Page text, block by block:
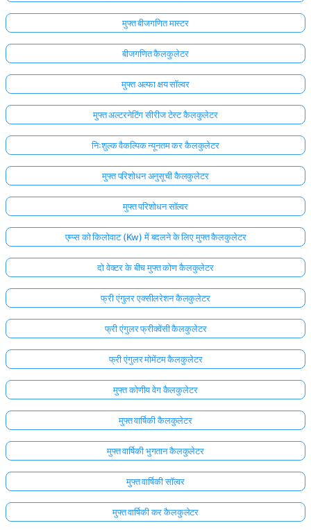
मुफ्त बीजगणित मास्टर
बीजगणित कैलकुलेटर
मुफ्त अल्फा क्षय सॉल्वर
मुफ्त अल्टरनेटिंग सीरीज टेस्ट कैलकुलेटर
निःशुल्क वैकल्पिक न्यूनतम कर कैलकुलेटर
मुफ्त परिशोधन अनुसूची कैलकुलेटर
मुफ्त परिशोधन सॉल्वर
एम्प्स को किलोवाट (Kw) में बदलने के लिए मुफ्त कैलकुलेटर
दो वेक्टर के बीच मुफ्त कोण कैलकुलेटर
फ्री एंगुलर एक्सीलरेशन कैलकुलेटर
फ्री एंगुलर फ्रीक्वेंसी कैलकुलेटर
फ्री एंगुलर मोमेंटम कैलकुलेटर
मुफ्त कोणीय वेग कैलकुलेटर
मुफ्त वार्षिकी कैलकुलेटर
मुफ्त वार्षिकी भुगतान कैलकुलेटर
मुफ्त वार्षिकी सॉल्वर
मुफ्त वार्षिकी कर कैलकुलेटर